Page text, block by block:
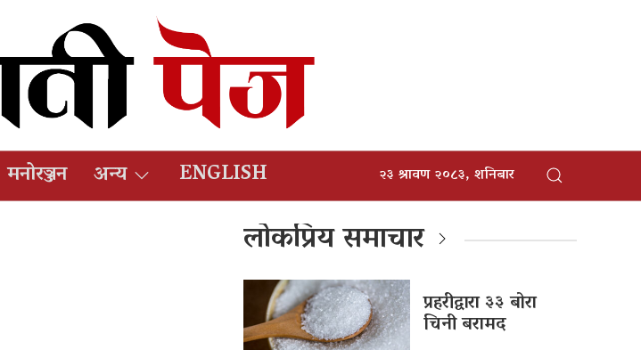
मनोरञ्जन अन्य ENGLISH २३ श्रावण २०८३, शनिबार
लोकप्रिय समाचार
प्रहरीद्वारा ३३ बोरा
चिनी बरामद